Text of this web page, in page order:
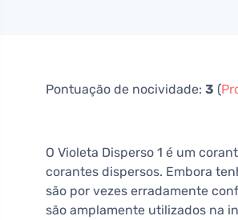
Pontuação de nocividade: 3 (
O Violeta Disperso 1 é um
corantes dispersos. Embora
são por vezes erradamente
são amplamente utilizados na